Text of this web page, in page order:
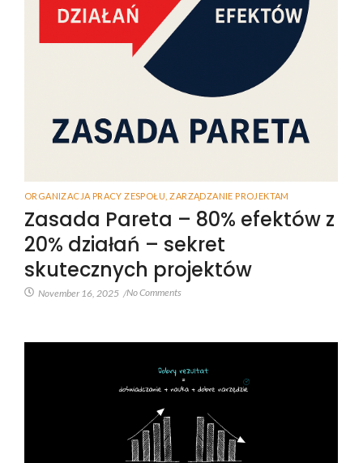
ORGANIZACJA PRACY ZESPOŁU ZARZĄDZANIE PROJEKTAM
Zasada Pareta – 80% efektów z
20% działań – sekret
skutecznych projektów
November 16, 2025 /No Comments